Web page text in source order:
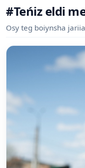
#Teńiz eldi
Osy teg boiynsha